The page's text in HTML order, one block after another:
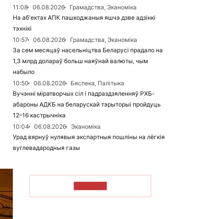
11:08
06.08.2026
Грамадства, Эканоміка
На аб'ектах АПК пашкоджаныя яшчэ дзве адзінкі
тэхнікі
10:57
06.08.2026
Грамадства, Эканоміка
За сем месяцаў насельніцтва Беларусі прадало на
1,3 млрд долараў больш наяўнай валюты, чым
набыло
10:50
06.08.2026
Бяспека, Палітыка
Вучэнні міратворчых сіл і падраздзяленняў РХБ-
абароны АДКБ на беларускай тэрыторыі пройдуць
12–16 кастрычніка
10:04
06.08.2026
Эканоміка
Урад вярнуў нулявыя экспартныя пошліны на лёгкія
вуглевадародныя газы